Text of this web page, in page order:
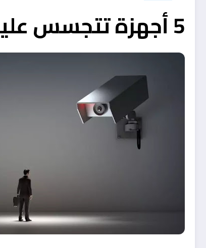
5 أجهزة تتجسس علينا يوميا دون أن نعلم